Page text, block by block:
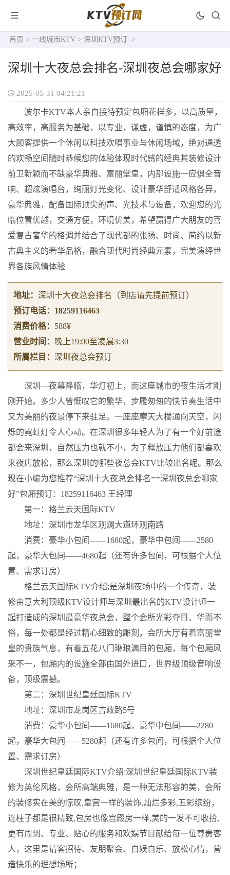
首页 > 一线城市KTV > 深圳KTV预订 >
深圳十大夜总会排名-深圳夜总会哪家好
2025-05-31 04:21:21
波尔卡KTV本人亲自接待预定包厢花样多，以高质量，
高效率，高服务为基础，以专业，谦虚，谨慎的态度，为广
大顾客提供一个休闲以科技欢唱事业与休闲场域，绝对通透
的欢畅空间随时恭候您的体验体现时代感的经典其装修设计
前卫新颖而不缺豪华典雅、富丽堂皇，内部设施一应俱全音
响、超炫演唱台，绚丽灯光变化、设计豪华舒适风格各异，
豪华典雅，配备国际顶尖的声、光技术与设备，欢迎您的光
临位置优越，交通方便，环境优美，希望赢得广大朋友的喜
爱复古奢华的格调并结合了现代都的张扬、时尚、简约以新
古典主义的奢华品格，融合现代时尚经典元素，完美演绎世
界各族风情体验
地址： 深圳十大夜总会排名
（到店请先提前预订）
预订电话： 18259116463
消费价格： 588¥
营业时间：
晚上19:00至凌晨3:30
所属栏目： 深圳夜总会预订
深圳—夜幕降临，华灯初上，而这座城市的夜生活才刚
刚开始。多少人曾慨叹它的繁华，步履匆匆的快节奏生活中
又为美丽的夜景停下来驻足。一座座摩天大楼通向天空，闪
烁的霓虹灯令人心动。在深圳很多年轻人为了有一个好前途
都会来深圳，自然压力也就不小，为了释放压力他们都喜欢
来夜店放松，那么深圳的哪些夜总会KTV比较出名呢。那么
现在小编为您推荐“深圳十大夜总会排名==深圳夜总会哪家
好”包厢预订：18259116463 王经理
第一：格兰云天国际KTV
地址：深圳市龙华区观澜大道环观南路
消费：豪华小包间——1680起，豪华中包间——2580
起，豪华大包间——4680起（还有许多包间，可根据个人位
置、需求订房）
格兰云天国际KTV介绍;是深圳夜场中的一个传奇，装
修由意大利顶级KTV设计师与深圳最出名的KTV设计师一
起打造成的深圳最豪华夜总会，整个会所光彩夺目、华而不
俗，每一处都是经过精心细致的雕刻，会所大厅有着富丽堂
皇的贵族气息，有着五花八门琳琅满目的包厢，每个包厢风
采不一，包厢内的设施全部由国外进口，世界级顶级音响设
备，顶级震撼。
第二：深圳世纪皇廷国际KTV
地址：深圳市龙岗区吉政路5号
消费：豪华小包间——1680起，豪华中包间——2280
起，豪华大包间——5280起（还有许多包间，可根据个人位
置、需求订房）
深圳世纪皇廷国际KTV介绍:深圳世纪皇廷国际KTV装
修为英伦风格，会所高端典雅，是一种无法形容的美，会所
的装修实在美的惊叹,皇宫一样的装饰,灿烂多彩,五彩缤纷，
连柱子都是很精致,包房也像宫殿房一样,美的一发不可收拾,
更有周到、专业、贴心的服务和欢娱节目献给每一位尊贵客
人，这里是请客招待、友朋聚会、自娱自乐、放松心情，营
造快乐的理想场所；